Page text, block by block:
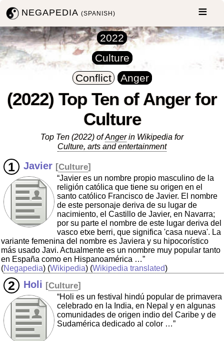
NEGAPEDIA(SPANISH)
2022
Culture
Conflict
Anger
(2022) Top Ten of Anger for
Culture
Top Ten (2022) ofAngerin Wikipedia for
Culture, arts and entertainment
Javier [Culture]
“Javier es un nombre propio masculino de la
religión católica que tiene su origen en el
santo católico Francisco de Javier. El nombre
de este personaje deriva de su lugar de
nacimiento, el Castillo de Javier, en Navarra;
por su parte el nombre de este lugar deriva del
vasco etxe berri, que significa 'casa nueva'. La
variante femenina del nombre es Javiera y su hipocorístico
más usado Javi. Actualmente es un nombre muy popular tanto
en España como en Hispanoamérica …”
(Negapedia) (Wikipedia) (Wikipedia translated)
Holi [Culture]
“Holi es un festival hindú popular de primavera
celebrado en la India, en Nepal y en algunas
comunidades de origen indio del Caribe y de
Sudamérica dedicado al color …”